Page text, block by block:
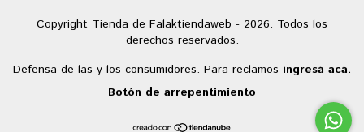
Copyright Tienda de Falaktiendaweb - 2026. Todos los
derechos reservados.
Defensa de las y los consumidores. Para reclamos ingresá acá.
Botón de arrepentimiento